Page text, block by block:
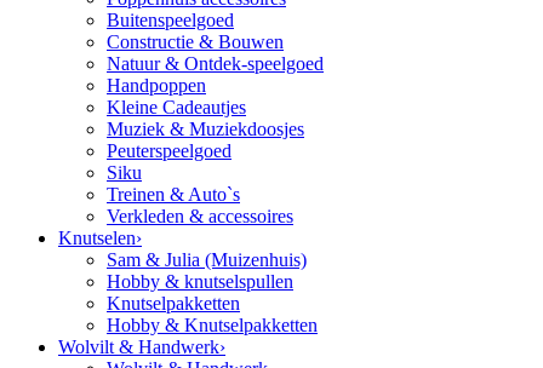
Buitenspeelgoed
Constructie & Bouwen
Natuur & Ontdek-speelgoed
Handpoppen
Kleine Cadeautjes
Muziek & Muziekdoosjes
Peuterspeelgoed
Siku
Treinen & Auto`s
Verkleden & accessoires
Knutselen›
Sam & Julia (Muizenhuis)
Hobby & knutselspullen
Knutselpakketten
Hobby & Knutselpakketten
Wolvilt & Handwerk›